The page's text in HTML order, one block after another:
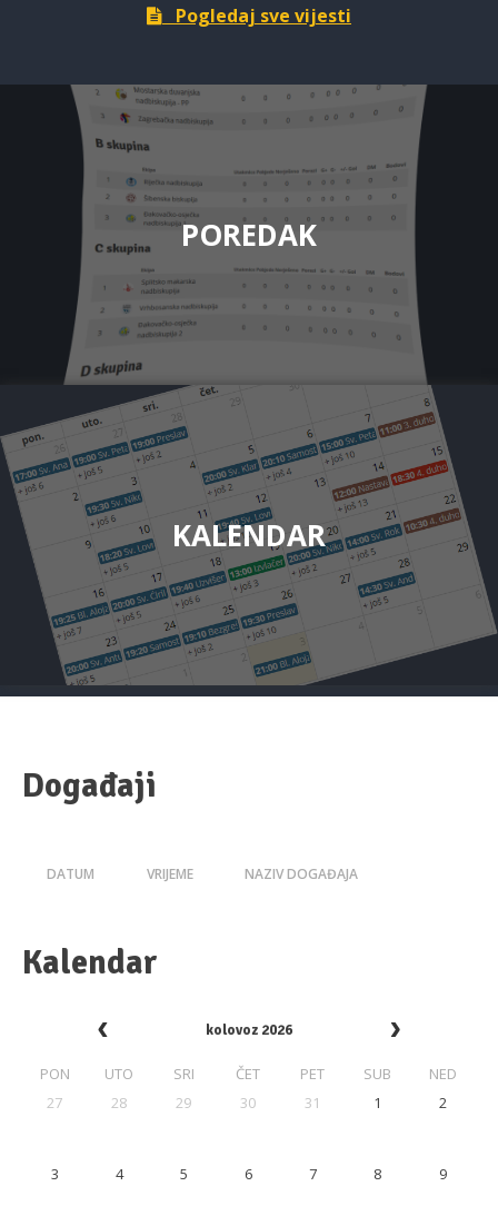
Pogledaj sve vijesti
POREDAK
KALENDAR
Događaji
DATUM VRIJEME NAZIV DOGAĐAJA
Kalendar
kolovoz 2026
PON UTO SRI ČET PET SUB
NED
27
28 29 30 31 1 2
3 4 5 6 7 8 9